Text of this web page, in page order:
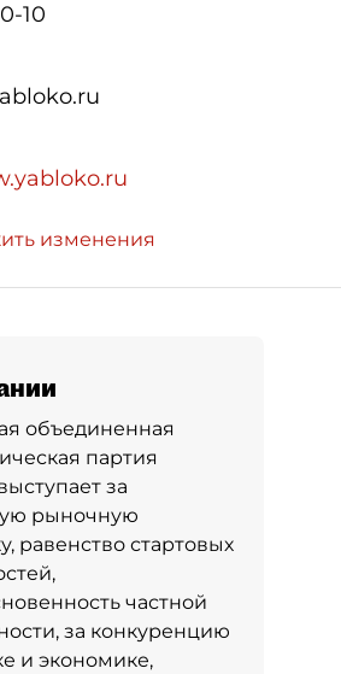
10
изменения
объединенная
партия
за
рыночную
равенство стартовых
частной
за конкуренцию
и экономике,